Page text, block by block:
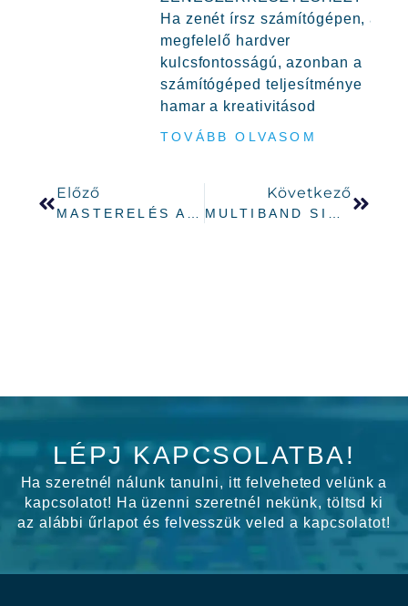
Ha zenét írsz számítógépen, a
megfelelő hardver
kulcsfontosságú, azonban a
számítógéped teljesítménye
hamar a kreativitásod
TOVÁBB OLVASOM
Előző
MASTERELÉS ALAPFOKON
Következő
MULTIBAND SIDECHAIN KOMPRESSZIÓ
LÉPJ KAPCSOLATBA!
Ha szeretnél nálunk tanulni, itt felveheted velünk a
kapcsolatot! Ha üzenni szeretnél nekünk, töltsd ki
az alábbi űrlapot és felvesszük veled a kapcsolatot!